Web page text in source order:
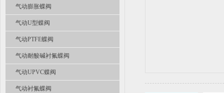
气动膨胀蝶阀
气动U型蝶阀
气动PTFE蝶阀
气动耐酸碱衬氟蝶阀
气动UPVC蝶阀
气动衬氟蝶阀